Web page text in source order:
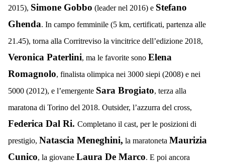
2015), Simone Gobbo (leader nel 2016) e Stefano
Ghenda. In campo femminile (5 km, certificati, partenza alle
21.45), torna alla Corritreviso la vincitrice dell’edizione 2018,
Veronica Paterlini, ma le favorite sono Elena
Romagnolo, finalista olimpica nei 3000 siepi (2008) e nei
5000 (2012), e l’emergente Sara Brogiato, terza alla
maratona di Torino del 2018. Outsider, l’azzurra del cross,
Federica Dal Ri. Completano il cast, per le posizioni di
prestigio, Natascia Meneghini, la maratoneta Maurizia
Cunico, la giovane Laura De Marco. E poi ancora